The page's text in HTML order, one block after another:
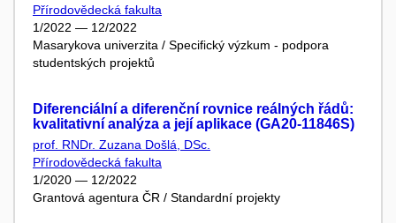
Přírodovědecká fakulta
1/2022 — 12/2022
Masarykova univerzita / Specifický výzkum - podpora
studentských projektů
Diferenciální a diferenční rovnice reálných řádů:
kvalitativní analýza a její aplikace (GA20-11846S)
prof. RNDr. Zuzana Došlá, DSc.
Přírodovědecká fakulta
1/2020 — 12/2022
Grantová agentura ČR / Standardní projekty